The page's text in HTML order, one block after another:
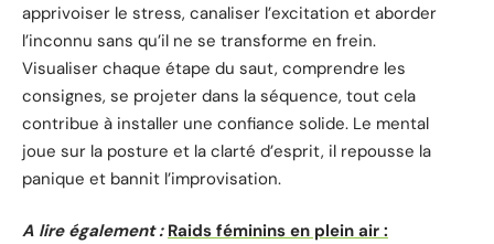
apprivoiser le stress, canaliser l’excitation et aborder
l’inconnu sans qu’il ne se transforme en frein.
Visualiser chaque étape du saut, comprendre les
consignes, se projeter dans la séquence, tout cela
contribue à installer une confiance solide. Le mental
joue sur la posture et la clarté d’esprit, il repousse la
panique et bannit l’improvisation.
A lire également : Raids féminins en plein air :